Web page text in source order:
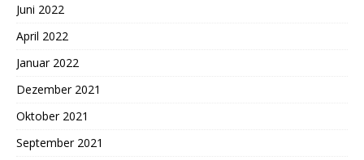
Juni 2022
April 2022
Januar 2022
Dezember 2021
Oktober 2021
September 2021